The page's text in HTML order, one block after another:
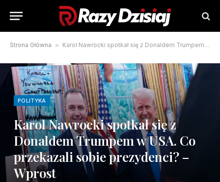
Strona Główna » Karol Nawrocki spotkał się z Donaldem Trumpem w USA. Co przekazali sobie prezydenci? – Wprost
POLITYKA
Karol Nawrocki spotkał się z
Donaldem Trumpem w USA. Co
przekazali sobie prezydenci? –
Wprost